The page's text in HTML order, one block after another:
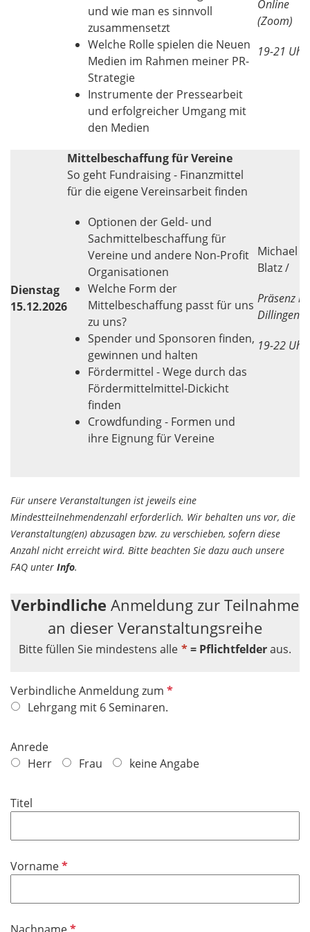
und wie man es sinnvoll
zusammensetzt
Welche Rolle spielen die Neuen
Medien im Rahmen meiner PR-
Strategie
Instrumente der Pressearbeit
und erfolgreicher Umgang mit
den Medien
Online
(Zoom)
19-21 Uhr
Dienstag
15.12.2026
Mittelbeschaffung für Vereine
So geht Fundraising - Finanzmittel
für die eigene Vereinsarbeit finden
Optionen der Geld- und
Sachmittelbeschaffung für
Vereine und andere Non-Profit
Organisationen
Welche Form der
Mittelbeschaffung passt für uns
zu uns?
Spender und Sponsoren finden,
gewinnen und halten
Fördermittel - Wege durch das
Fördermittelmittel-Dickicht
finden
Crowdfunding - Formen und
ihre Eignung für Vereine
Michael
Blatz /
Präsenz in
Dillingen
19-22 Uhr
Für unsere Veranstaltungen ist jeweils eine
Mindestteilnehmendenzahl erforderlich. Wir behalten uns vor, die
Veranstaltung(en) abzusagen bzw. zu verschieben, sofern diese
Anzahl nicht erreicht wird. Bitte beachten Sie dazu auch unsere
FAQ unter Info.
Verbindliche Anmeldung zur Teilnahme
an dieser Veranstaltungsreihe
Bitte füllen Sie mindestens alle *= Pflichtfelderaus.
Verbindliche Anmeldung zum P
f
c
h
l
Lehrgang mit 6 Seminaren.
Anrede
Herr
Frau keine Angabe
Titel
VornameP
P